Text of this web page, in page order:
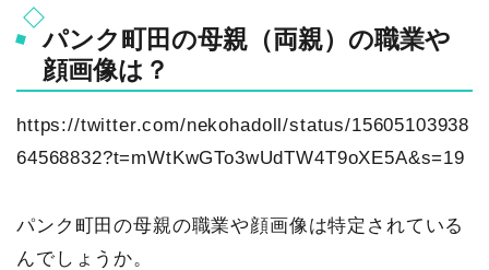
パンク町田の母親（両親）の職業や
顔画像は？
https://twitter.com/nekohadoll/status/15605103938
64568832?t=mWtKwGTo3wUdTW4T9oXE5A&s=19
パンク町田の母親の職業や顔画像は特定されている
んでしょうか。